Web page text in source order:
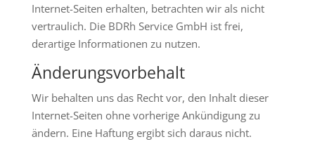
Internet-Seiten erhalten, betrachten wir als nicht
vertraulich. Die BDRh Service GmbH ist frei,
derartige Informationen zu nutzen.
Änderungsvorbehalt
Wir behalten uns das Recht vor, den Inhalt dieser
Internet-Seiten ohne vorherige Ankündigung zu
ändern. Eine Haftung ergibt sich daraus nicht.